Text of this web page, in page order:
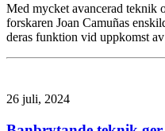
Med mycket avancerad teknik
forskaren Joan Camuñas
deras funktion vid uppkomst
26 juli, 2024